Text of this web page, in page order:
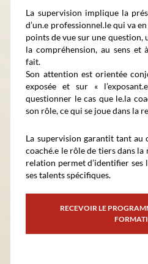
La supervision implique la
d’un.e professionnel.le qui va
points de vue sur une question,
la compréhension, au sens et
fait.
Son attention est orientée
exposée et sur «
questionner le cas que le.la
son rôle, ce qui se joue dans la
La supervision garantit tant au
coaché.e le rôle de tiers dans
relation permet d’identifier ses
ses talents spécifiques.
RECEVOIR LE